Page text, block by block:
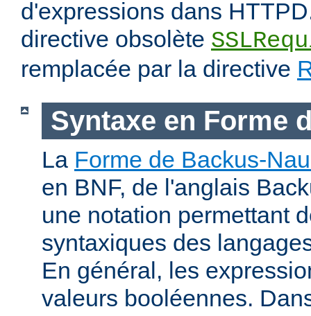
d'expressions dans
directive obsolète
remplacée par la directive
Syntaxe en Forme
La Forme de Backus-
en BNF, de l'anglais
une notation permettant
syntaxiques des
En général, les
valeurs booléennes.